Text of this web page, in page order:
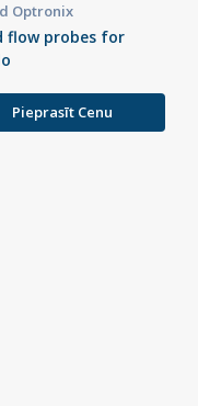
Optronix
flow probes for
Pieprasīt Cenu